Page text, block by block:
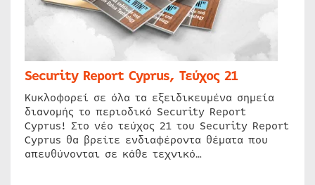
Security Report Cyprus, Τεύχος 21
Κυκλοφορεί σε όλα τα εξειδικευμένα σημεία
διανομής το περιοδικό Security Report
Cyprus! Στο νέο τεύχος 21 του Security Report
Cyprus θα βρείτε ενδιαφέροντα θέματα που
απευθύνονται σε κάθε τεχνικό…